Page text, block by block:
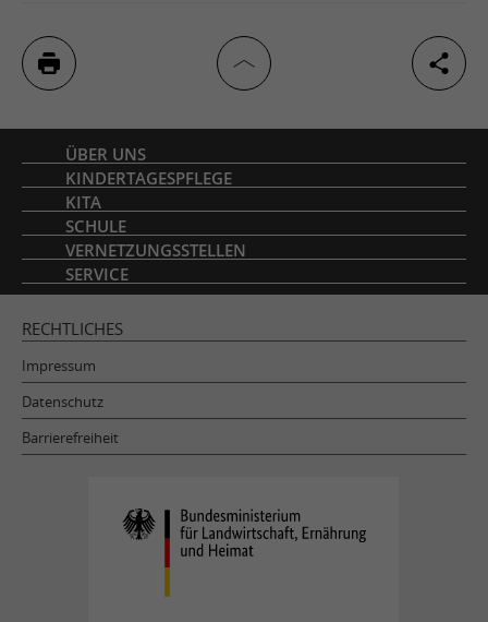
Inhaltsverzeichnis
ÜBER UNS
KINDERTAGESPFLEGE
KITA
SCHULE
VERNETZUNGSSTELLEN
SERVICE
RECHTLICHES
Impressum
Datenschutz
Barrierefreiheit